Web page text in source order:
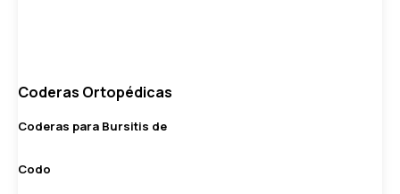
Coderas Ortopédicas
Coderas para Bursitis de
Codo